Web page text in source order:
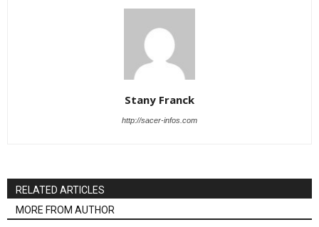
Stany Franck
http://sacer-infos.com
RELATED ARTICLES
MORE FROM AUTHOR